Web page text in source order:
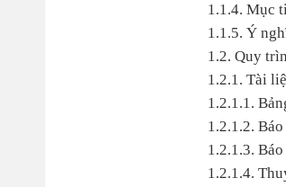
1.1.4. Mục
1.1.5. Ý
1.2. Quy
1.2.1. Tài
1.2.1.1.
1.2.1.2.
1.2.1.3.
1.2.1.4.